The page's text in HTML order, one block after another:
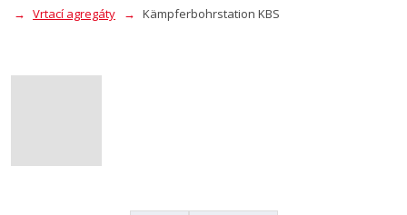
Vrtací agregáty
Kämpferbohrstation KBS